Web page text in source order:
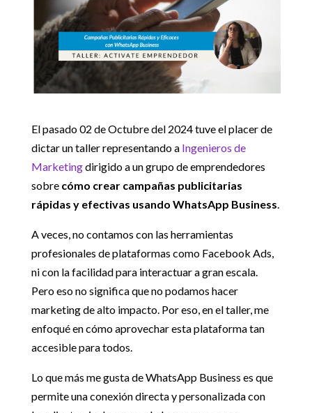
El pasado 02 de Octubre del 2024 tuve el placer de
dictar un taller representando aIngenieros de
Marketingdirigido a un grupo de emprendedores
sobre cómo crear campañas publicitarias
rápidas y efectivas usando WhatsApp Business.
A veces, no contamos con las herramientas
profesionales de plataformas como Facebook Ads,
ni con la facilidad para interactuar a gran escala.
Pero eso no significa que no podamos hacer
marketing de alto impacto. Por eso, en el taller, me
enfoqué en cómo aprovechar esta plataforma tan
accesible para todos.
Lo que más me gusta de WhatsApp Business es que
permite una conexión directa y personalizada con